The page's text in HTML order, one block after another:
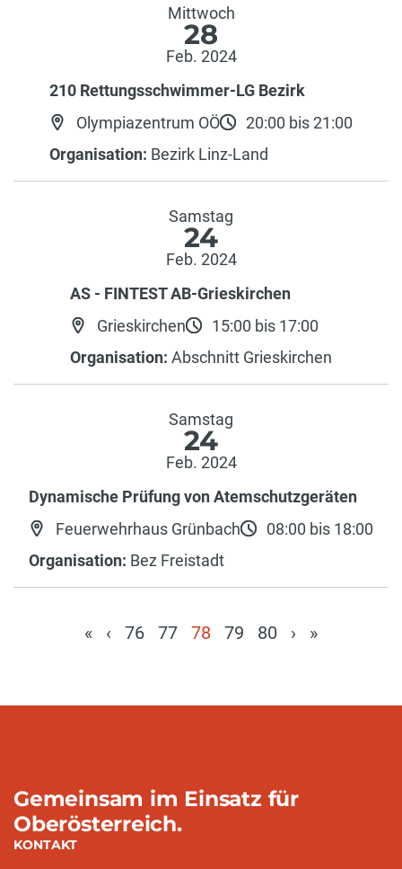
Mittwoch
28
Feb. 2024
210 Rettungsschwimmer-LG Bezirk
Olympiazentrum OÖ
20:00 bis 21:00
Organisation: Bezirk Linz-Land
Samstag
24
Feb. 2024
AS - FINTEST AB-Grieskirchen
Grieskirchen
15:00 bis 17:00
Organisation: Abschnitt Grieskirchen
Samstag
24
Feb. 2024
Dynamische Prüfung von Atemschutzgeräten
Feuerwehrhaus Grünbach
08:00 bis 18:00
Organisation: Bez Freistadt
« ‹ 76 77 78 79 80 › »
Gemeinsam im Einsatz für
Oberösterreich.
KONTAKT